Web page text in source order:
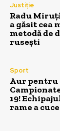
Justiție
Radu
a găsit cea
metodă de
rusești
Sport
Aur pentru
19!
rame a